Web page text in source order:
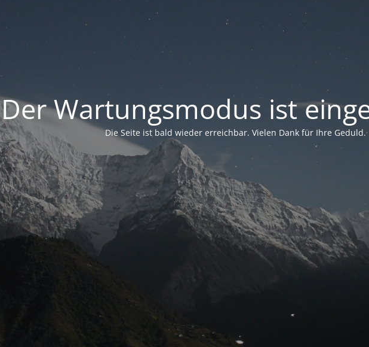
Der Wartungsmodus ist
Die Seite ist bald wieder erreichbar. Vielen Dank für Ihre Geduld.